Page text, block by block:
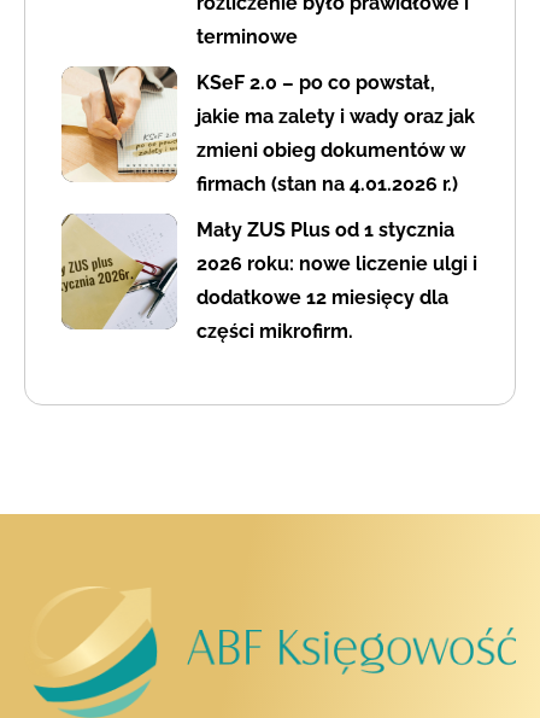
terminowe
KSeF 2.0 – po co powstał,
jakie ma zalety i wady oraz jak
zmieni obieg dokumentów w
firmach (stan na 4.01.2026 r.)
Mały ZUS Plus od 1 stycznia
2026 roku: nowe liczenie ulgi i
dodatkowe 12 miesięcy dla
części mikrofirm.